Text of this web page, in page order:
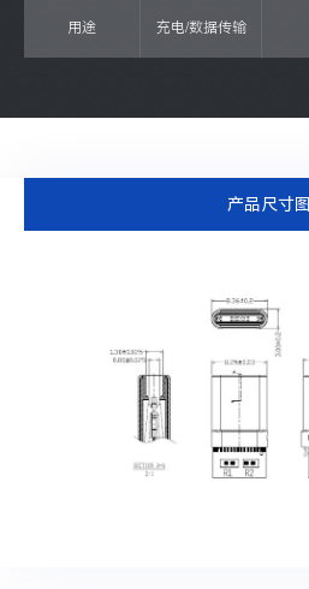
用途 充电/数据传输
产品尺寸图